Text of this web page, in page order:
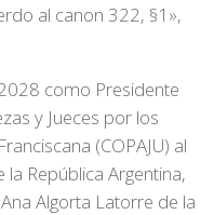
al canon 322, §1»,
como Presidente
y Jueces por los
(COPAJU) al
República Argentina,
Algorta Latorre de la